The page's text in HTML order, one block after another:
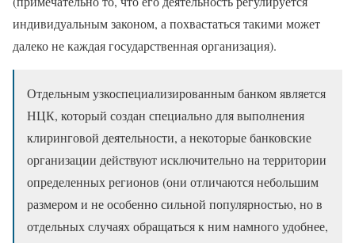
индивидуальным законом, а похвастаться такими может
далеко не каждая государственная организация).
Отдельным узкоспециализированным банком является
НЦК, который создан специально для выполнения
клиринговой деятельности, а некоторые банковские
организации действуют исключительно на территории
определенных регионов (они отличаются небольшим
размером и не особенно сильной популярностью, но в
отдельных случаях обращаться к ним намного удобнее,